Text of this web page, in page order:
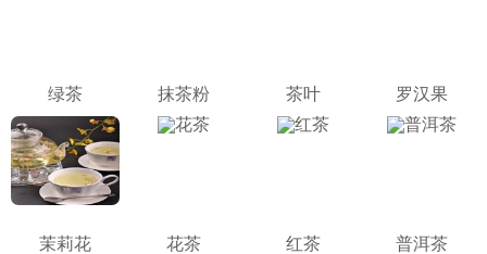
绿茶 抹茶粉 茶叶 罗汉果
茉莉花 花茶 红茶 普洱茶